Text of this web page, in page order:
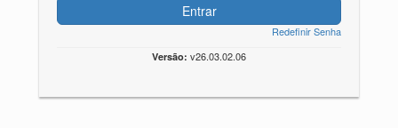
Entrar
Redefinir Senha
Versão: v26.03.02.06